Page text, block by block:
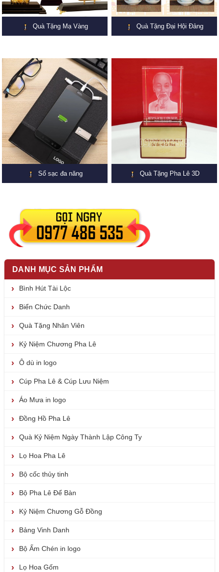
Quà Tặng Mạ Vàng Quà Tặng Đại Hội Đảng
Sổ sạc đa năng Quà Tặng Pha Lê 3D
DANH MỤC SẢN PHẨM
Bình Hút Tài Lộc
Biển Chức Danh
Quà Tặng Nhân Viên
Kỷ Niệm Chương Pha Lê
Ô dù in logo
Cúp Pha Lê & Cúp Lưu Niệm
Áo Mưa in logo
Đồng Hồ Pha Lê
Quà Kỷ Niệm Ngày Thành Lập Công Ty
Lọ Hoa Pha Lê
Bộ cốc thủy tinh
Bộ Pha Lê Để Bàn
Kỷ Niệm Chương Gỗ Đồng
Bảng Vinh Danh
Bộ Ấm Chén in logo
Lọ Hoa Gốm